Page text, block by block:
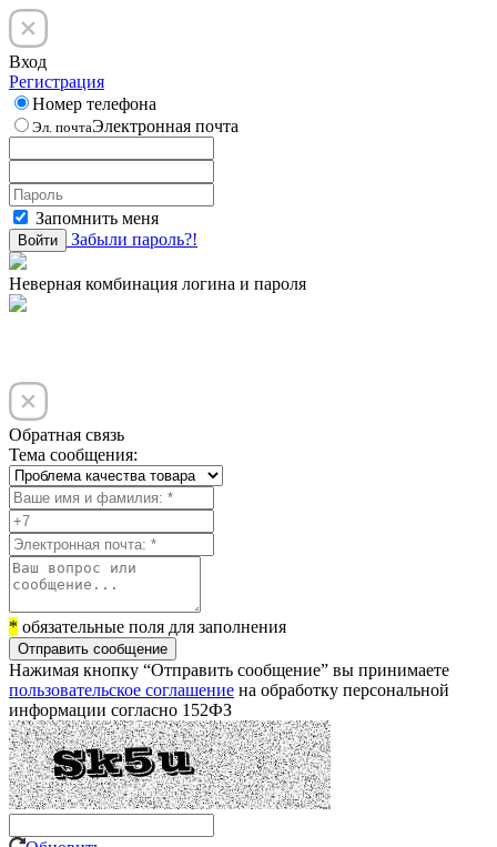
Вход
Регистрация
Номер телефона
Эл. почтаЭлектронная почта
Запомнить меня
Войти Забыли пароль?!
Неверная комбинация логина и пароля
Обратная связь
Тема сообщения:
* обязательные поля для заполнения
Отправить сообщение
Нажимая кнопку “Отправить сообщение” вы принимаете
пользовательское соглашение на обработку персональной
информации согласно 152ФЗ